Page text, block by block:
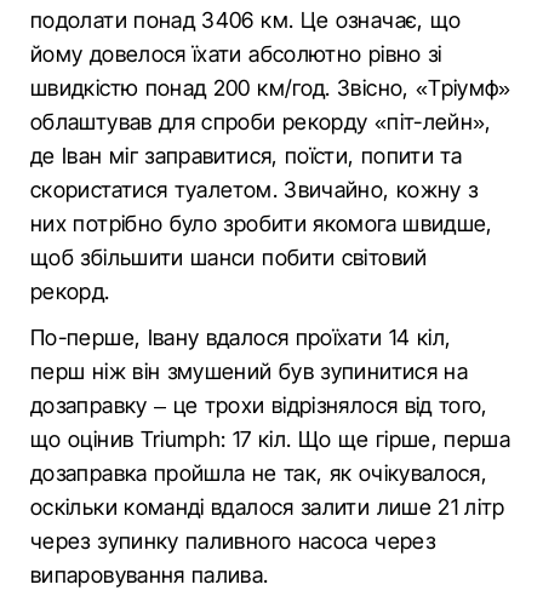
подолати понад 3406 км. Це означає, що
йому довелося їхати абсолютно рівно зі
швидкістю понад 200 км/год. Звісно, «Тріумф»
облаштував для спроби рекорду «піт-лейн»,
де Іван міг заправитися, поїсти, попити та
скористатися туалетом. Звичайно, кожну з
них потрібно було зробити якомога швидше,
щоб збільшити шанси побити світовий
рекорд.
По-перше, Івану вдалося проїхати 14 кіл,
перш ніж він змушений був зупинитися на
дозаправку – це трохи відрізнялося від того,
що оцінив Triumph: 17 кіл. Що ще гірше, перша
дозаправка пройшла не так, як очікувалося,
оскільки команді вдалося залити лише 21 літр
через зупинку паливного насоса через
випаровування палива.